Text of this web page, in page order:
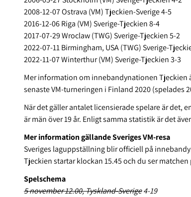
2008-12-07 Ostrava (VM) Tjeckien-Sverige 4-5
2016-12-06 Riga (VM) Sverige-Tjeckien 8-4
2017-07-29 Wroclaw (TWG) Sverige-Tjeckien 5-2
2022-07-11 Birmingham, USA (TWG) Sverige-
2022-11-07 Winterthur (VM) Sverige-Tjeckien 3-3
Mer information om innebandynationen Tjeckien
senaste VM-turneringen i Finland 2020 (spelades
När det gäller antalet licensierade spelare är det,
är män över 19 år. Enligt samma statistik är det
Mer information gällande Sveriges VM-resa
Sveriges laguppställning blir officiell på
Tjeckien startar klockan 15.45 och du ser
Spelschema
5 november 12.00, Tyskland-Sverige4-19